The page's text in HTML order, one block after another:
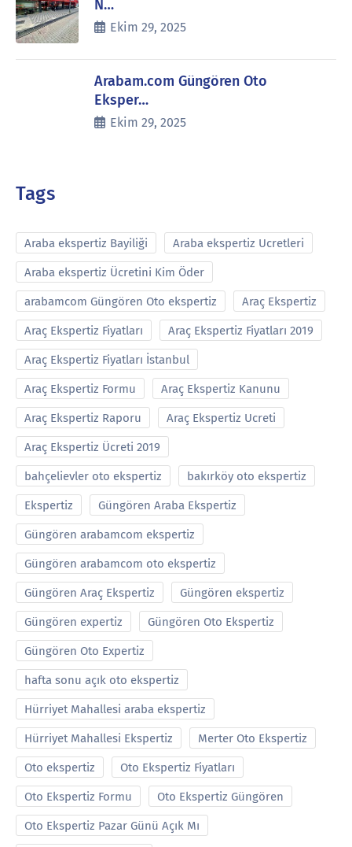
N…
Ekim 29, 2025
Arabam.com Güngören Oto
Eksper…
Ekim 29, 2025
Tags
Araba ekspertiz Bayiliği Araba ekspertiz Ucretleri
Araba ekspertiz Ücretini Kim Öder
arabamcom Güngören Oto ekspertiz Araç Ekspertiz
Araç Ekspertiz Fiyatları Araç Ekspertiz Fiyatları 2019
Araç Ekspertiz Fiyatları İstanbul
Araç Ekspertiz Formu Araç Ekspertiz Kanunu
Araç Ekspertiz Raporu Araç Ekspertiz Ucreti
Araç Ekspertiz Ücreti 2019
bahçelievler oto ekspertiz bakırköy oto ekspertiz
Ekspertiz Güngören Araba Ekspertiz
Güngören arabamcom ekspertiz
Güngören arabamcom oto ekspertiz
Güngören Araç Ekspertiz Güngören ekspertiz
Güngören expertiz Güngören Oto Ekspertiz
Güngören Oto Expertiz
hafta sonu açık oto ekspertiz
Hürriyet Mahallesi araba ekspertiz
Hürriyet Mahallesi Ekspertiz Merter Oto Ekspertiz
Oto ekspertiz Oto Ekspertiz Fiyatları
Oto Ekspertiz Formu Oto Ekspertiz Güngören
Oto Ekspertiz Pazar Günü Açık Mı